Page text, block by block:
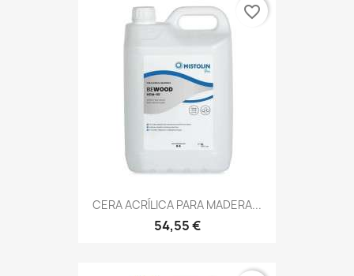
CERA ACRÍLICA PARA MADERA...
54,55 €
favorite_border